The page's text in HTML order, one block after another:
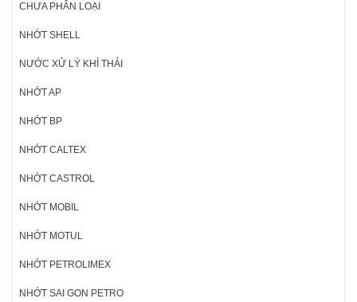
CHƯA PHÂN LOẠI
NHỚT SHELL
NƯỚC XỬ LÝ KHÍ THẢI
NHỚT AP
NHỚT BP
NHỚT CALTEX
NHỚT CASTROL
NHỚT MOBIL
NHỚT MOTUL
NHỚT PETROLIMEX
NHỚT SAI GON PETRO